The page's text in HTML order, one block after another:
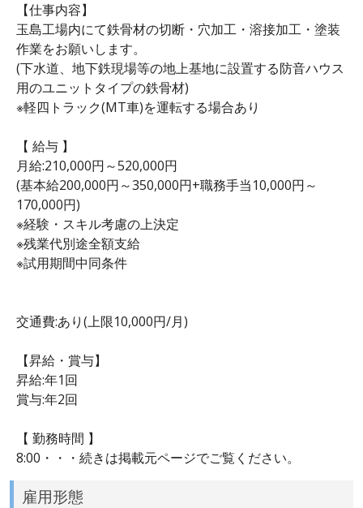
【仕事内容】
玉島工場内にて鉄骨材の切断・穴加工・溶接加工・塗装
作業をお願いします。
(下水道、地下鉄現場等の地上基地に設置する防音ハウス
用のユニットタイプの鉄骨材)
※軽四トラック(MT車)を運転する場合あり
【 給与 】
月給:210,000円～520,000円
(基本給200,000円～350,000円+職務手当10,000円～
170,000円)
※経験・スキル考慮の上決定
※残業代別途全額支給
※試用期間中同条件
交通費:あり(上限10,000円/月)
【昇給・賞与】
昇給:年1回
賞与:年2回
【 勤務時間 】
8:00・・・続きは掲載元ページでご覧ください。
雇用形態